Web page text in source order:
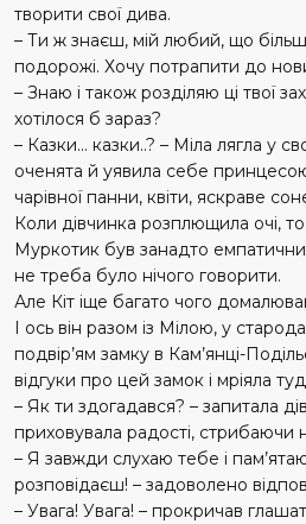
творити свої дива.
– Ти ж знаєш, мій любий, що
подорожі. Хочу потрапити до
– Знаю і також розділяю ці твої
хотілося б зараз?
– Казки... казки..? – Міла лягла у
оченята й уявила себе
чарівної панни, квіти, яскраве
Коли дівчинка розплющила очі,
Муркотик був занадто
не треба було нічого говорити.
Але Кіт іще багато чого
І ось він разом із Мілою, у
подвір’ям замку в Кам’янці-
відгуки про цей замок і мріяла
– Як ти здогадався? – запитала
приxовувала радості, стрибаючи
– Я завжди слухаю тебе і
розповідаєш! – задоволено
– Увага! Увага! – прокричав